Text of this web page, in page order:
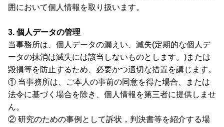
囲において個人情報を取り扱います。
3. 個人データの管理
当事務所は、個人データの漏えい、滅失(定期的な個人デ
ータの抹消は滅失には該当しないものとします。)または
毀損等を防止するため、必要かつ適切な措置を講じます。
① 当事務所は、ご本人の事前の同意を得た場合、または
法令に基づく場合を除き、個人情報を第三者に提供しませ
ん。
② 研究のための事例として訴状，判決書等を紹介する場